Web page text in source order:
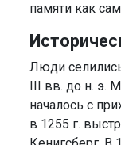
памяти как
Люди
III вв. до н. э.
началось с
в 1255 г.